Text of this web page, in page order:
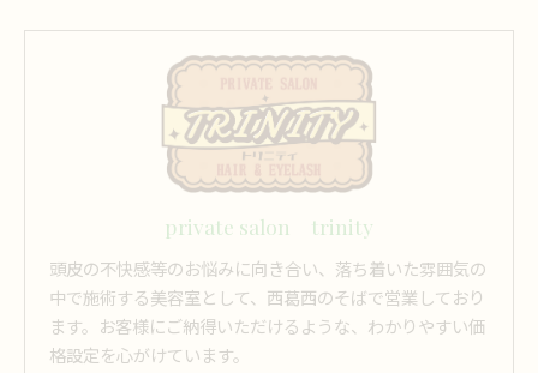
private salon trinity
頭皮の不快感等のお悩みに向き合い、落ち着いた雰囲気の
中で施術する美容室として、西葛西のそばで営業しており
ます。お客様にご納得いただけるような、わかりやすい価
格設定を心がけています。